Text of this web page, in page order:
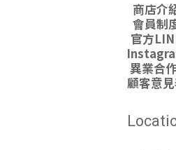
商店介
會員制
官方
異業合
顧客意